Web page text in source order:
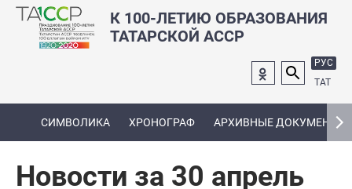
К 100-ЛЕТИЮ ОБРАЗОВАНИЯ
ТАТАРСКОЙ АССР
РУС
ТАТ
СИМВОЛИКА ХРОНОГРАФ АРХИВНЫЕ ДОКУМЕНТЫ
Новости за 30 апрель